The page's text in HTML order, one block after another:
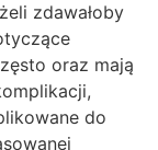
zdawałoby
oraz mają
do